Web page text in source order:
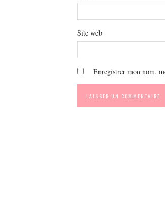
Site web
Enregistrer mon nom,